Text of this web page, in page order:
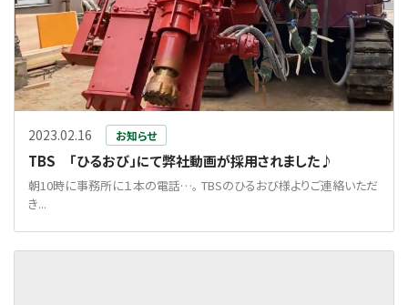
2023.02.16 お知らせ
TBS 「ひるおび」にて弊社動画が採用されました♪
朝10時に事務所に１本の電話…。 TBSのひるおび様よりご連絡いただ
き...